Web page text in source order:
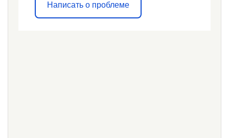
Написать о проблеме